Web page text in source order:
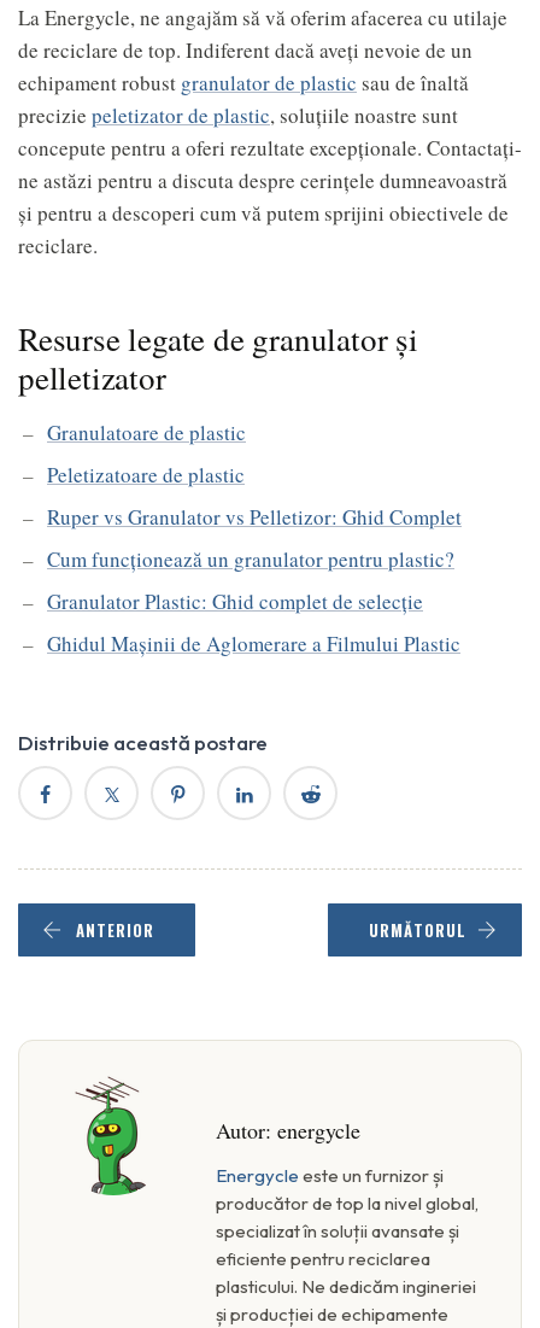
La Energycle, ne angajăm să vă oferim afacerea cu utilaje
de reciclare de top. Indiferent dacă aveți nevoie de un
echipament robust granulator de plastic sau de înaltă
precizie peletizator de plastic, soluțiile noastre sunt
concepute pentru a oferi rezultate excepționale. Contactați-
ne astăzi pentru a discuta despre cerințele dumneavoastră
și pentru a descoperi cum vă putem sprijini obiectivele de
reciclare.
Resurse legate de granulator și
pelletizator
Granulatoare de plastic
Peletizatoare de plastic
Ruper vs Granulator vs Pelletizor: Ghid Complet
Cum funcționează un granulator pentru plastic?
Granulator Plastic: Ghid complet de selecție
Ghidul Mașinii de Aglomerare a Filmului Plastic
Distribuie această postare
ANTERIOR URMĂTORUL
Autor: energycle
Energycle este un furnizor și
producător de top la nivel global,
specializat în soluții avansate și
eficiente pentru reciclarea
plasticului. Ne dedicăm ingineriei
și producției de echipamente